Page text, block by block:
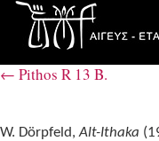
← Pithos R 13 B.
W. Dörpfeld,Alt-Ithaka